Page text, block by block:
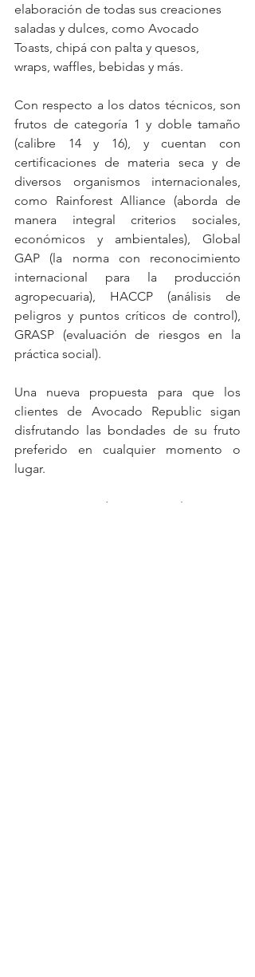
elaboración de todas sus creaciones
saladas y dulces, como Avocado
Toasts, chipá con palta y quesos,
wraps, waffles, bebidas y más.
Con respecto a los datos técnicos, son
frutos de categoría 1 y doble tamaño
(calibre 14 y 16), y cuentan con
certificaciones de materia seca y de
diversos organismos internacionales,
como Rainforest Alliance (aborda de
manera integral criterios sociales,
económicos y ambientales), Global
GAP (la norma con reconocimiento
internacional para la producción
agropecuaria), HACCP (análisis de
peligros y puntos críticos de control),
GRASP (evaluación de riesgos en la
práctica social).
Una nueva propuesta para que los
clientes de Avocado Republic sigan
disfrutando las bondades de su fruto
preferido en cualquier momento o
lugar.
Dirección: Honduras 5560, Palermo